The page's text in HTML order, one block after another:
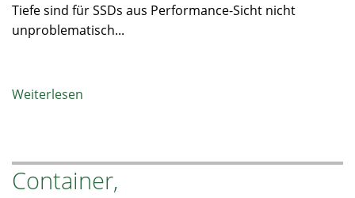
Tiefe sind für SSDs aus Performance-Sicht nicht
unproblematisch...
Weiterlesen
für
KI-
Container,